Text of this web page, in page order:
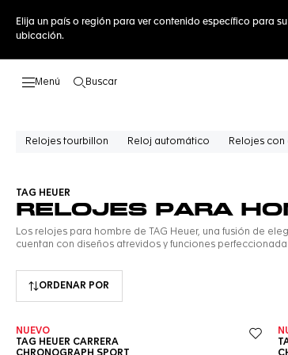
Elija un país o región para ver contenido específico para su
ubicación.
Buscar